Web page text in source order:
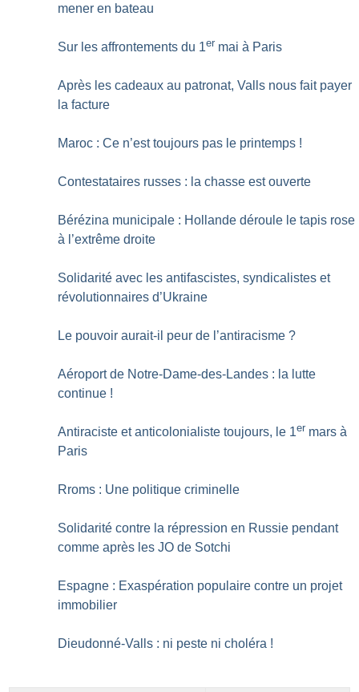
mener en bateau
Sur les affrontements du 1er mai à Paris
Après les cadeaux au patronat, Valls nous fait payer
la facture
Maroc : Ce n’est toujours pas le printemps !
Contestataires russes : la chasse est ouverte
Bérézina municipale : Hollande déroule le tapis rose
à l’extrême droite
Solidarité avec les antifascistes, syndicalistes et
révolutionnaires d’Ukraine
Le pouvoir aurait-il peur de l’antiracisme ?
Aéroport de Notre-Dame-des-Landes : la lutte
continue !
Antiraciste et anticolonialiste toujours, le 1er mars à
Paris
Rroms : Une politique criminelle
Solidarité contre la répression en Russie pendant
comme après les JO de Sotchi
Espagne : Exaspération populaire contre un projet
immobilier
Dieudonné-Valls : ni peste ni choléra !